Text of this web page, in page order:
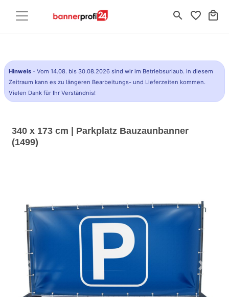
search favorite_border local_mall
Hinweis - Vom 14.08. bis 30.08.2026 sind wir im Betriebsurlaub. In diesem
Zeitraum kann es zu längeren Bearbeitungs- und Lieferzeiten kommen.
Vielen Dank für Ihr Verständnis!
340 x 173 cm | Parkplatz Bauzaunbanner
(1499)
Previous Next